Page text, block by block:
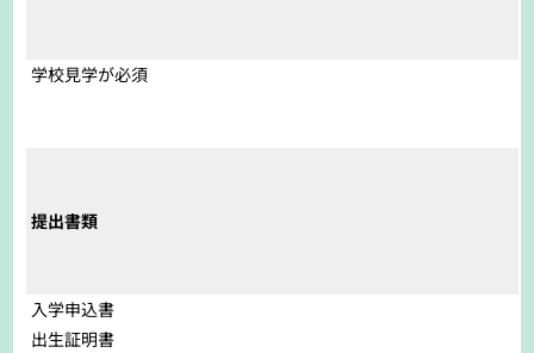
学校見学が必須
提出書類
入学申込書
出生証明書